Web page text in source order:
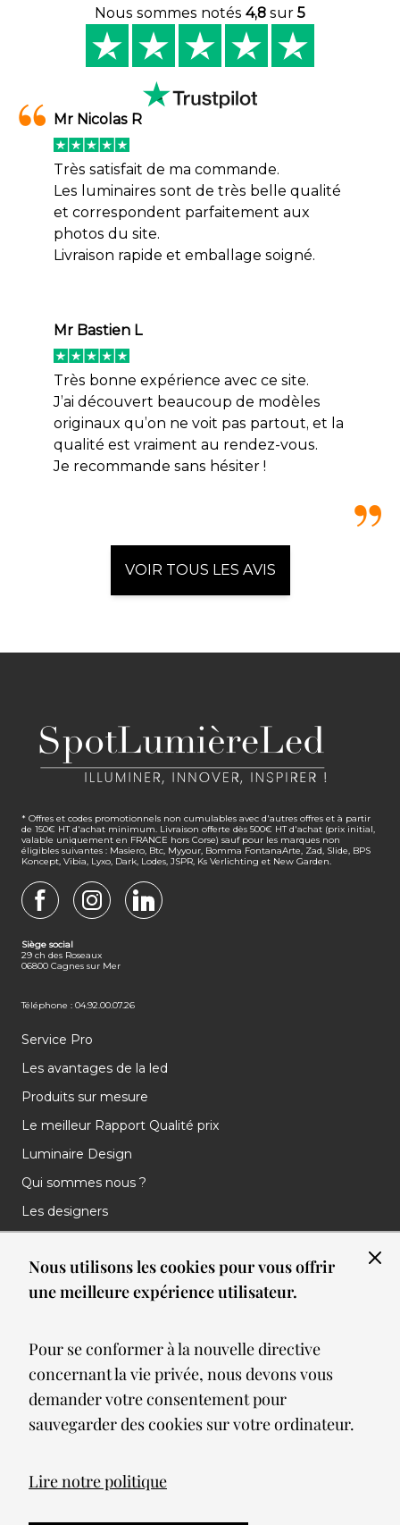
Nous utilisons les cookies pour vous offrir
une meilleure expérience utilisateur.
Pour se conformer à la nouvelle directive
concernant la vie privée, nous devons vous
demander votre consentement pour
sauvegarder des cookies sur votre ordinateur.
Lire notre politique
Nous sommes notés 4,8 sur 5
Mr Nicolas R
Très satisfait de ma commande.
Les luminaires sont de très belle qualité
et correspondent parfaitement aux
photos du site.
Livraison rapide et emballage soigné.
Mr Bastien L
Très bonne expérience avec ce site.
J’ai découvert beaucoup de modèles
originaux qu’on ne voit pas partout, et la
qualité est vraiment au rendez-vous.
Je recommande sans hésiter !
VOIR TOUS LES AVIS
* Offres et codes promotionnels non cumulables avec d'autres offres et à partir
de 150€ HT d'achat minimum. Livraison offerte dès 500€ HT d'achat (prix initial,
valable uniquement en FRANCE hors Corse) sauf pour les marques non
éligibles suivantes : Masiero, Btc, Myyour, Bomma FontanaArte, Zad, Slide, BPS
Koncept, Vibia, Lyxo, Dark, Lodes, JSPR, Ks Verlichting et New Garden.
Siège social
29 ch des Roseaux
06800 Cagnes sur Mer
Téléphone : 04.92.00.07.26
Service Pro
Les avantages de la led
Produits sur mesure
Le meilleur Rapport Qualité prix
Luminaire Design
Qui sommes nous ?
Les designers
Nos réalisations
Nos Clients
Meilleures ventes
Blog
© 2026 Spot lumiere led. All Rights Reserved